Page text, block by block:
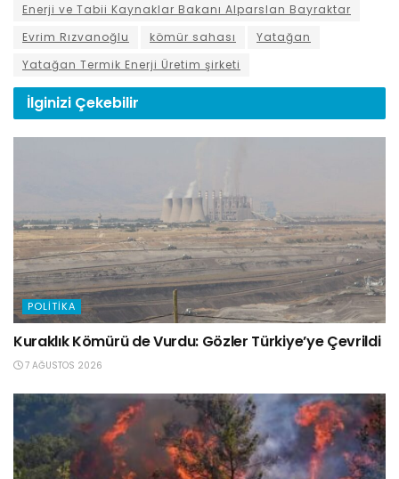
Enerji ve Tabii Kaynaklar Bakanı Alparslan Bayraktar
Evrim Rızvanoğlu
kömür sahası
Yatağan
Yatağan Termik Enerji Üretim şirketi
İlginizi Çekebilir
POLITIKA
Kuraklık Kömürü de Vurdu: Gözler Türkiye’ye Çevrildi
7 AĞUSTOS 2026